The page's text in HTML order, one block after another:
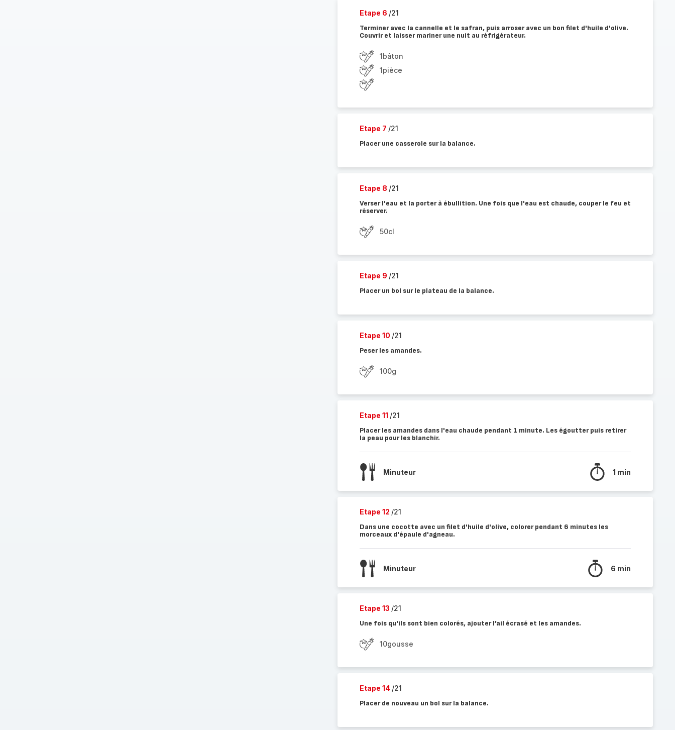
Etape 6 /21
Terminer avec la cannelle et le safran, puis arroser avec un bon filet d'huile d'olive.
Couvrir et laisser mariner une nuit au réfrigérateur.
1bâton
1pièce
Etape 7 /21
Placer une casserole sur la balance.
Etape 8 /21
Verser l'eau et la porter à ébullition. Une fois que l'eau est chaude, couper le feu et
réserver.
50cl
Etape 9 /21
Placer un bol sur le plateau de la balance.
Etape 10 /21
Peser les amandes.
100g
Etape 11 /21
Placer les amandes dans l'eau chaude pendant 1 minute. Les égoutter puis retirer
la peau pour les blanchir.
Minuteur 1 min
Etape 12 /21
Dans une cocotte avec un filet d'huile d'olive, colorer pendant 6 minutes les
morceaux d'épaule d'agneau.
Minuteur 6 min
Etape 13 /21
Une fois qu'ils sont bien colorés, ajouter l’ail écrasé et les amandes.
10gousse
Etape 14 /21
Placer de nouveau un bol sur la balance.